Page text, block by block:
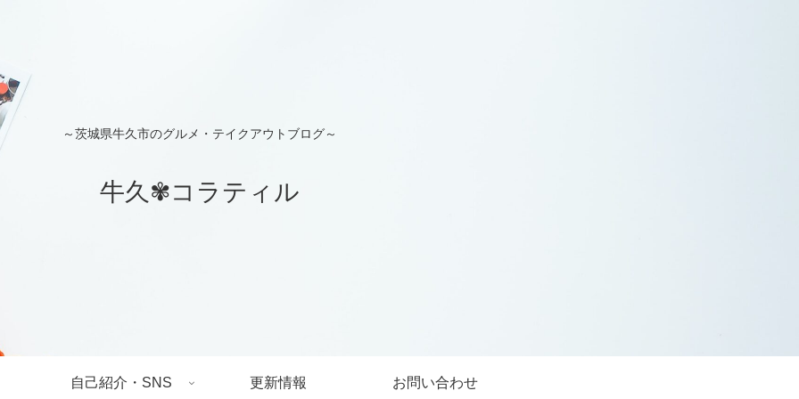
～茨城県牛久市のグルメ・テイクアウトブログ～
牛久✾コラティル
自己紹介・SNS 更新情報 お問い合わせ